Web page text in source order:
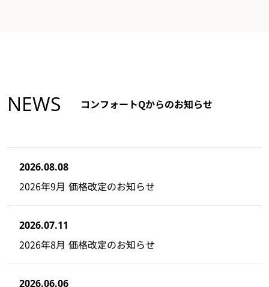
NEWS コンフォートQからのお知らせ
2026.08.08
2026年9月 価格改定のお知らせ
2026.07.11
2026年8月 価格改定のお知らせ
2026.06.06